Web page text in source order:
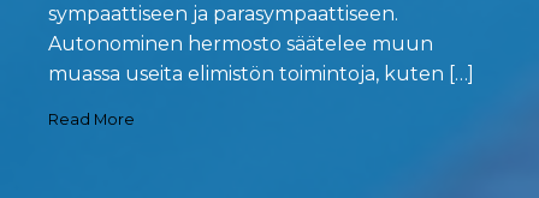
sympaattiseen ja parasympaattiseen.
Autonominen hermosto säätelee muun
muassa useita elimistön toimintoja, kuten […]
Read More